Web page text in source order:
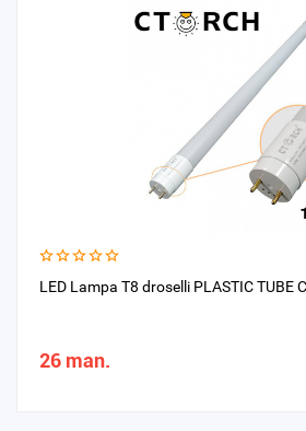
LED Lampa T8 droselli PLASTIC TUBE
26 man.